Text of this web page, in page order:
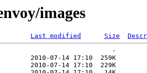
images
Last modified Size
                             -
2010-07-14 17:10  259K
2010-07-14 17:10  229K